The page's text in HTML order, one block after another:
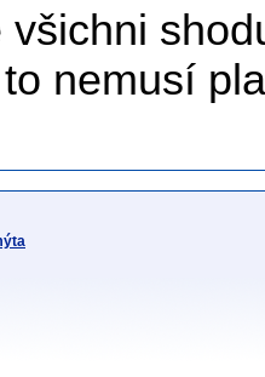
všichni
nemusí